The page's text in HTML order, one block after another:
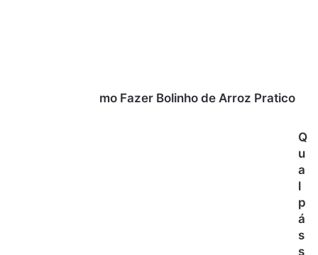
mo Fazer Bolinho de Arroz Pratico
Q
u
a
l
p
á
s
s